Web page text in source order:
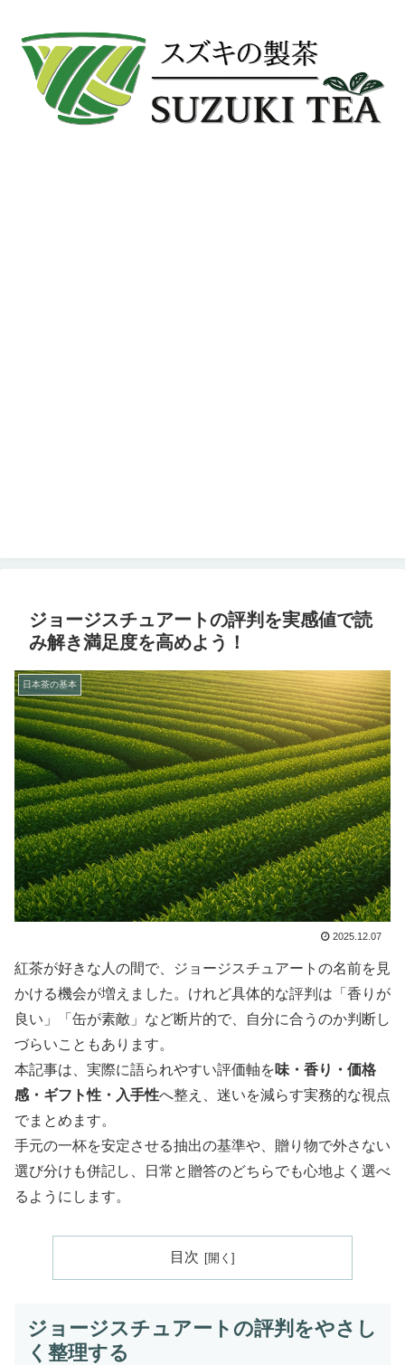
ジョージスチュアートの評判を実感値で読
み解き満足度を高めよう！
日本茶の基本
2025.12.07
紅茶が好きな人の間で、ジョージスチュアートの名前を見
かける機会が増えました。けれど具体的な評判は「香りが
良い」「缶が素敵」など断片的で、自分に合うのか判断し
づらいこともあります。
本記事は、実際に語られやすい評価軸を味・香り・価格
感・ギフト性・入手性へ整え、迷いを減らす実務的な視点
でまとめます。
手元の一杯を安定させる抽出の基準や、贈り物で外さない
選び分けも併記し、日常と贈答のどちらでも心地よく選べ
るようにします。
目次
ジョージスチュアートの評判をやさし
く整理する